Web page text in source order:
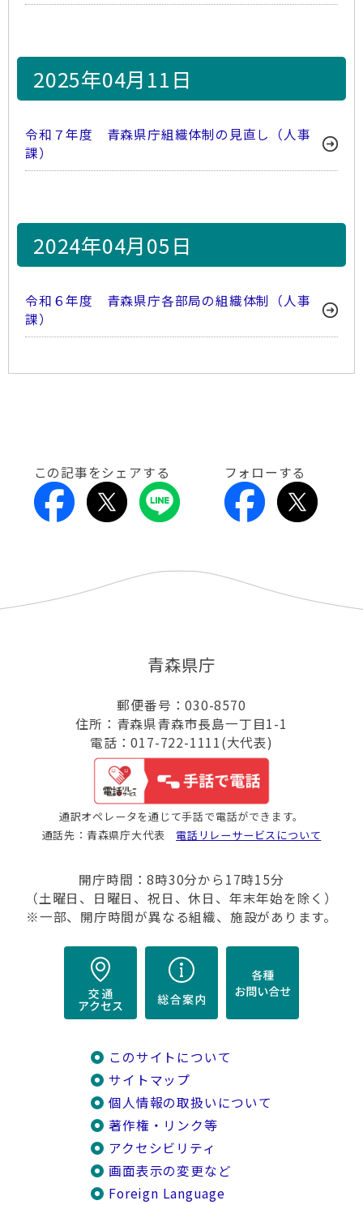
2025年04月11日
令和７年度 青森県庁組織体制の見直し（人事
課）
2024年04月05日
令和６年度 青森県庁各部局の組織体制（人事
課）
この記事をシェアする フォローする
青森県庁
郵便番号：030-8570
住所：青森県青森市長島一丁目1-1
電話：017-722-1111(大代表)
通訳オペレータを通じて手話で電話ができます。
通話先：青森県庁大代表 電話リレーサービスについて
開庁時間：8時30分から17時15分
（土曜日、日曜日、祝日、休日、年末年始を除く）
※一部、開庁時間が異なる組織、施設があります。
このサイトについて
サイトマップ
個人情報の取扱いについて
著作権・リンク等
アクセシビリティ
画面表示の変更など
Foreign Language